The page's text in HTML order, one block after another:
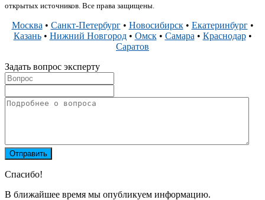
открытых источников. Все права защищены.
Москва • Санкт-Петербург• Новосибирск• Екатеринбург•
Казань• Нижний Новгород• Омск• Самара • Краснодар•
Саратов
Задать вопрос эксперту
Спасибо!
В ближайшее время мы опубликуем информацию.